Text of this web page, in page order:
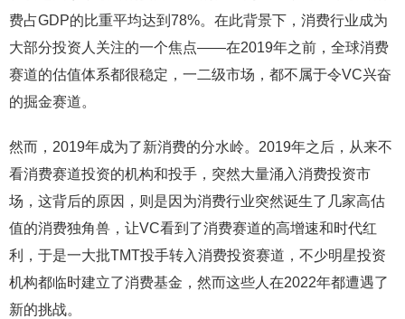
费占GDP的比重平均达到78%。在此背景下，消费行业成为
大部分投资人关注的一个焦点——在2019年之前，全球消费
赛道的估值体系都很稳定，一二级市场，都不属于令VC兴奋
的掘金赛道。
然而，2019年成为了新消费的分水岭。2019年之后，从来不
看消费赛道投资的机构和投手，突然大量涌入消费投资市
场，这背后的原因，则是因为消费行业突然诞生了几家高估
值的消费独角兽，让VC看到了消费赛道的高增速和时代红
利，于是一大批TMT投手转入消费投资赛道，不少明星投资
机构都临时建立了消费基金，然而这些人在2022年都遭遇了
新的挑战。